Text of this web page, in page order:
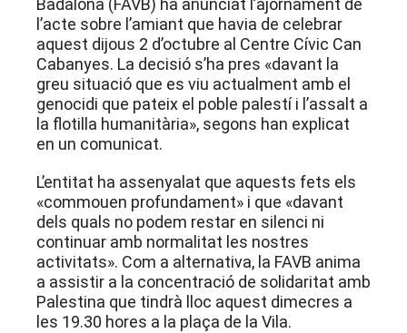
Badalona (FAVB) ha anunciat l’ajornament de
l’acte sobre l’amiant que havia de celebrar
aquest dijous 2 d’octubre al Centre Cívic Can
Cabanyes. La decisió s’ha pres «davant la
greu situació que es viu actualment amb el
genocidi que pateix el poble palestí i l’assalt a
la flotilla humanitària», segons han explicat
en un comunicat.
L’entitat ha assenyalat que aquests fets els
«commouen profundament» i que «davant
dels quals no podem restar en silenci ni
continuar amb normalitat les nostres
activitats». Com a alternativa, la FAVB anima
a assistir a la concentració de solidaritat amb
Palestina que tindrà lloc aquest dimecres a
les 19.30 hores a la plaça de la Vila.